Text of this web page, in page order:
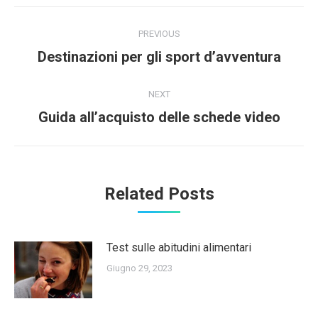
navigation
PREVIOUS
Previous
Destinazioni per gli sport d’avventura
NEXT
Next
Guida all’acquisto delle schede video
Related Posts
Test sulle abitudini alimentari
Giugno 29, 2023